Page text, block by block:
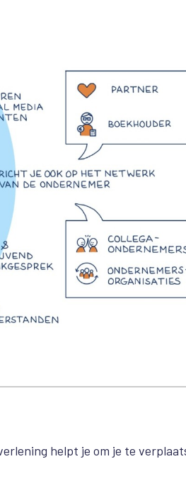
helpt je om je te